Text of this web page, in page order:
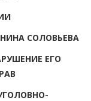
СОЛОВЬЕВА
ЕГО